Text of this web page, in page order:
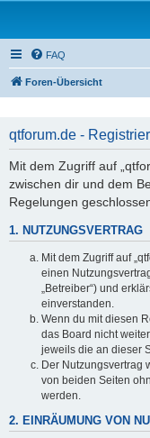
FAQ
Foren-Übersicht
qtforum.de -
Mit dem Zugriff auf
zwischen dir und dem
Regelungen
1. NUTZUNGSVERTRAG
Mit dem Zugriff auf
einen
„Betreiber“) und
einverstanden.
Wenn du mit diesen
das Board nicht
jeweils die an dieser
Der Nutzungsvertrag
von beiden Seiten
werden.
2. EINRÄUMUNG VON